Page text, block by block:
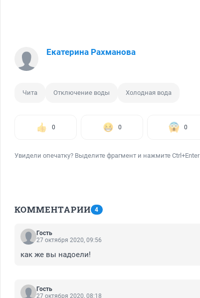
Екатерина Рахманова
Чита Отключение воды Холодная вода
0 0 0
Увидели опечатку? Выделите фрагмент и нажмите Ctrl+Enter
КОММЕНТАРИИ 4
Гость
27 октября 2020, 09:56
как же вы надоели!
Гость
27 октября 2020, 08:18